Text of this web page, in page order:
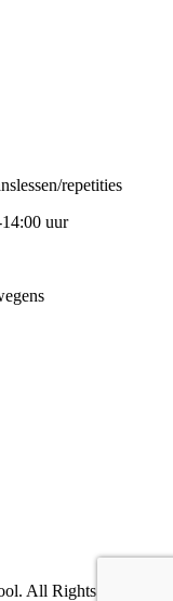
repetities
uur
All Rights